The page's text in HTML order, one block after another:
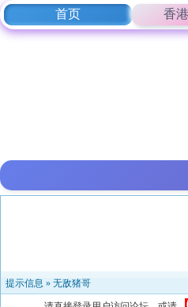
首页 香
提示信息 » 无敌猪哥